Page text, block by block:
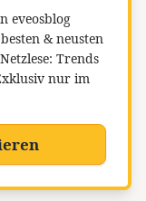
eveosblog
& neusten
Trends
nur im